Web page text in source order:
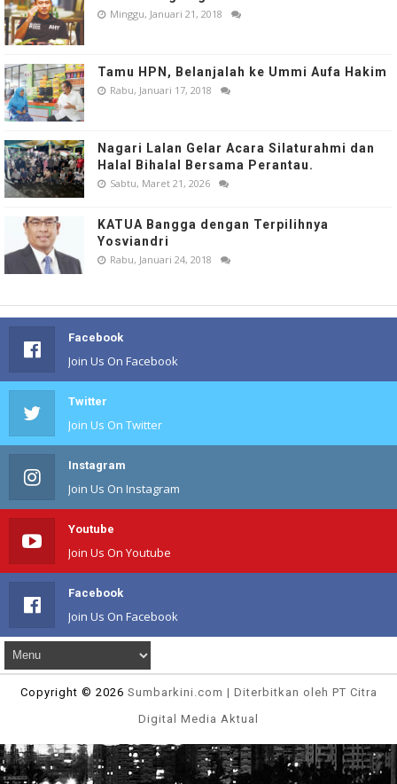
Minggu, Januari 21, 2018
Tamu HPN, Belanjalah ke Ummi Aufa Hakim
Rabu, Januari 17, 2018
Nagari Lalan Gelar Acara Silaturahmi dan
Halal Bihalal Bersama Perantau.
Sabtu, Maret 21, 2026
KATUA Bangga dengan Terpilihnya
Yosviandri
Rabu, Januari 24, 2018
Facebook
Join Us On Facebook
Twitter
Join Us On Twitter
Instagram
Join Us On Instagram
Youtube
Join Us On Youtube
Facebook
Join Us On Facebook
Copyright © 2026 Sumbarkini .com | Diterbitkan oleh PT Citra
Digital Media Aktual